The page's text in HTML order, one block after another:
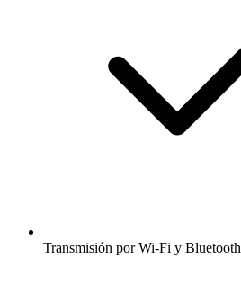
Transmisión por Wi-Fi y Bluetooth